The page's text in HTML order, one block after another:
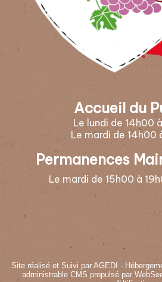
Accueil du
Le lundi de 14h00
Le mardi de 14h00
Permanences
Le mardi de 15h00 à
Site réalisé et Suivi par AGEDI -
administrable CMS propulsé par